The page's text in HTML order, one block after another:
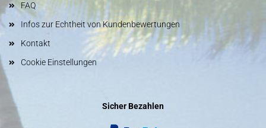
FAQ
Infos zur Echtheit von Kundenbewertungen
Kontakt
Cookie Einstellungen
Sicher Bezahlen